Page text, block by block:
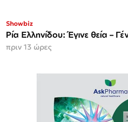
Showbiz
Ρία Ελληνίδου: Έγινε θεία –
πριν 13 ώρες